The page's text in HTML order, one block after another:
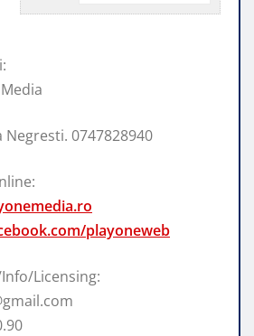
Media
Negresti. 0747828940
playoneweb
Licensing: